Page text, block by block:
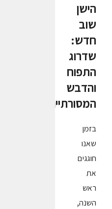
הישן
שוב
חדש:
שדרוג
התפוח
והדבש
המסורתיים
בזמן
שאנו
חוגגים
את
ראש
השנה,